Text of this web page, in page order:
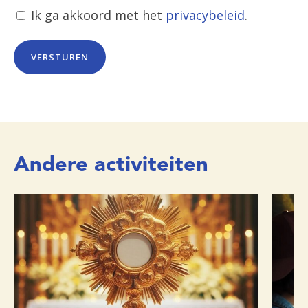
Ik ga akkoord met het privacybeleid.
Andere activiteiten